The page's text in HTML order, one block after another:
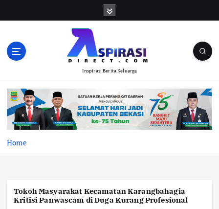
Inspirasi Berita Keluarga
Home
Tokoh Masyarakat Kecamatan Karangbahagia
Kritisi Panwascam di Duga Kurang Profesional